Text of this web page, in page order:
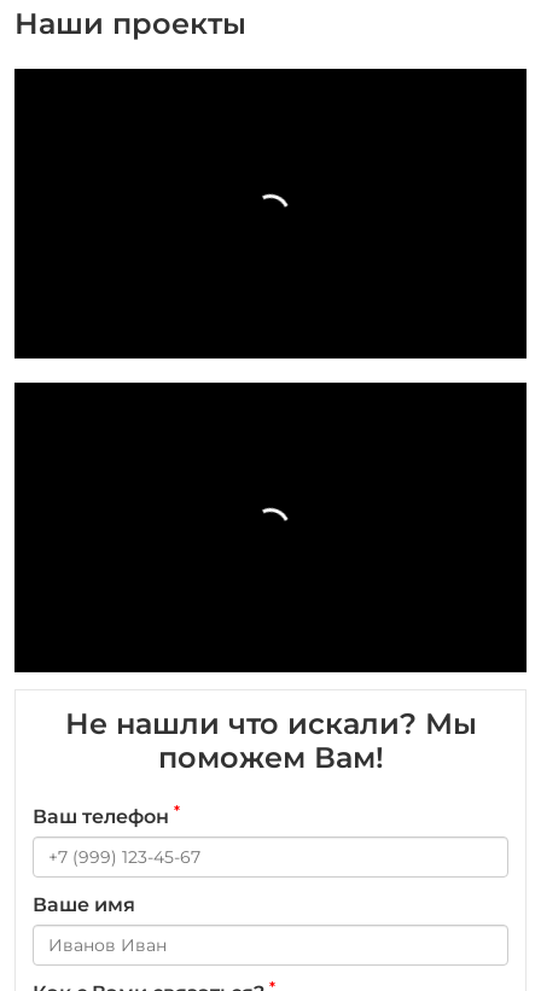
Наши проекты
Не нашли что искали? Мы
поможем Вам!
Ваш телефон *
Ваше имя
*